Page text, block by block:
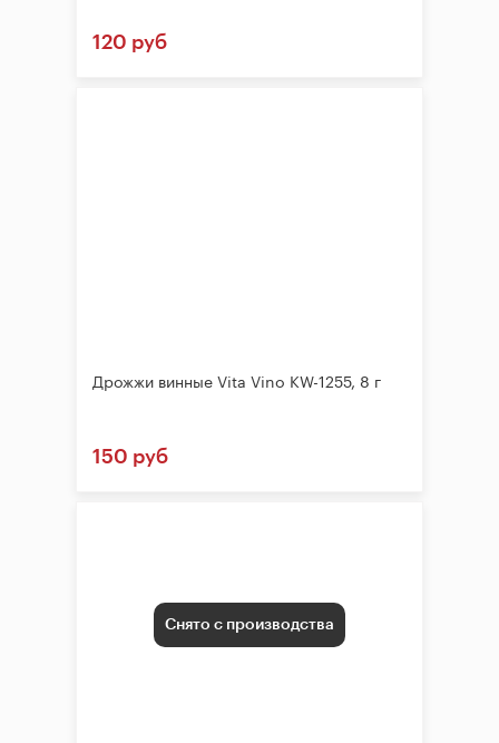
120 руб
Дрожжи винные Vita Vino KW-1255, 8 г
150 руб
Снято с производства